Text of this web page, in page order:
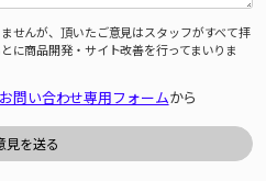
せんが、頂いたご意見はスタッフがすべて拝
に商品開発・サイト改善を行ってまいりま
お問い合わせ専用フォームから